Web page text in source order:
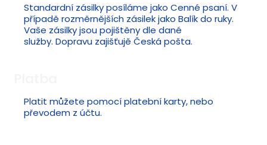
Standardní zásilky posíláme jako Cenné psaní. V
případě rozměrnějších zásilek jako Balík do ruky.
Vaše zásilky jsou pojištěny dle dané
služby. Dopravu zajišťujě Česká pošta.
Platit můžete pomocí platební karty, nebo
převodem z účtu.